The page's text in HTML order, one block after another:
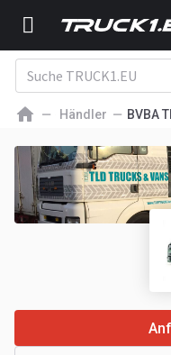
Händler BVBA